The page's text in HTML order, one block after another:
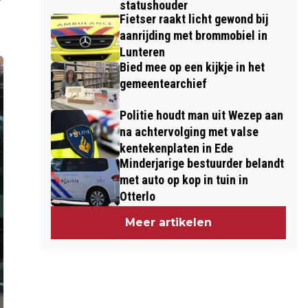
statushouder
Fietser raakt licht gewond bij
aanrijding met brommobiel in
Lunteren
Bied mee op een kijkje in het
gemeentearchief
Politie houdt man uit Wezep aan
na achtervolging met valse
kentekenplaten in Ede
Minderjarige bestuurder belandt
met auto op kop in tuin in
Otterlo
Meer artikelen